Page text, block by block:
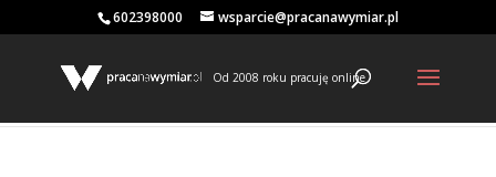
602398000 wsparcie@pracanawymiar.pl
Od 2008 roku pracuję online